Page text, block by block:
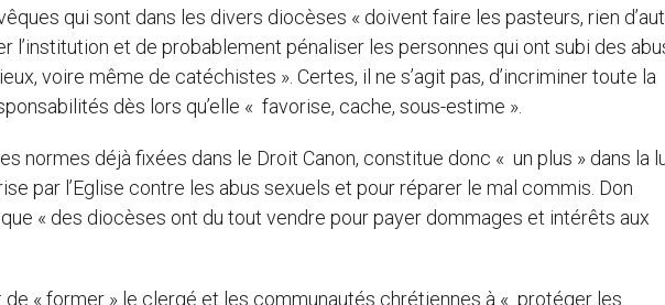
qui sont dans les divers diocèses « doivent faire les pasteurs, rien
l’institution et de probablement pénaliser les personnes qui ont subi des
voire même de catéchistes ». Certes, il ne s’agit pas, d’incriminer toute la
dès lors qu’elle « favorise, cache, sous-estime ».
normes déjà fixées dans le Droit Canon, constitue donc « un plus » dans la
par l’Eglise contre les abus sexuels et pour réparer le mal commis. Don
« des diocèses ont du tout vendre pour payer dommages et intérêts aux
« former » le clergé et les communautés chrétiennes à « protéger les